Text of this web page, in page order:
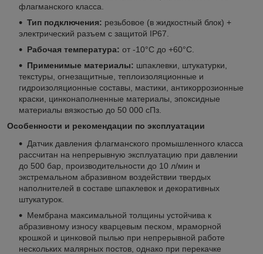
флагманского класса.
Тип подключения: резьбовое (в жидкостный блок) +
электрический разъем с защитой IP67.
Рабочая температура: от -10°C до +60°C.
Применимые материалы: шпаклевки, штукатурки,
текстуры, огнезащитные, теплоизоляционные и
гидроизоляционные составы, мастики, антикоррозионные
краски, цинконаполненные материалы, эпоксидные
материалы вязкостью до 50 000 сПз.
Особенности и рекомендации по эксплуатации
Датчик давления флагманского промышленного класса
рассчитан на непрерывную эксплуатацию при давлении
до 500 бар, производительности до 10 л/мин и
экстремальном абразивном воздействии твердых
наполнителей в составе шпаклевок и декоративных
штукатурок.
Мембрана максимальной толщины устойчива к
абразивному износу кварцевым песком, мраморной
крошкой и цинковой пылью при непрерывной работе
нескольких малярных постов, однако при перекачке